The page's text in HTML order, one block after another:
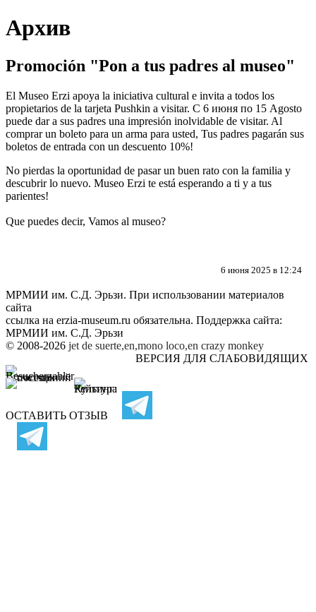
Архив
Promoción "Pon a tus padres al museo"
El Museo Erzi apoya la iniciativa cultural e invita a todos los
propietarios de la tarjeta Pushkin a visitar. С 6 июня по 15 Agosto
puede dar a sus padres una impresión inolvidable de visitar. Al
comprar un boleto para un arma para usted, Tus padres pagarán sus
boletos de entrada con un descuento 10%!
No pierdas la oportunidad de pasar un buen rato con la familia y
descubrir lo nuevo. Museo Erzi te está esperando a ti y a tus
parientes!
Que puedes decir, Vamos al museo?
6 июня 2025 в 12:24
МРМИИ им. С.Д. Эрьзи. При использовании материалов
сайта
ссылка на erzia-museum.ru обязательна. Поддержка сайта:
МРМИИ им. С.Д. Эрьзи
© 2008-2026 jet de suerte,en,mono loco,en crazy monkey
ВЕРСИЯ ДЛЯ СЛАБОВИДЯЩИХ
ОСТАВИТЬ ОТЗЫВ